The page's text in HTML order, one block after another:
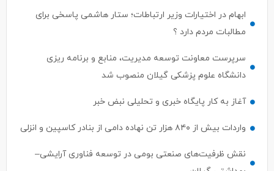
ابهام در اختیارات وزیر ارتباطات؛ ستار هاشمی پاسخی برای
مطالبات مردم دارد ؟
سرپرست معاونت توسعه مدیریت، منابع و برنامه ریزی
دانشگاه علوم پزشکی گیلان منصوب شد
آغاز به کار پایگاه خبری و تحلیلی نبض خبر
واردات بیش از ۸۴۰ هزار تن نهاده دامی از بنادر كاسپین و انزلی
نقش ظرفیت‌های صنعتی بومی در توسعه فناوری آرایشی–